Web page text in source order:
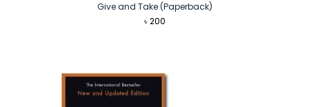
Give and Take (Paperback)
৳200